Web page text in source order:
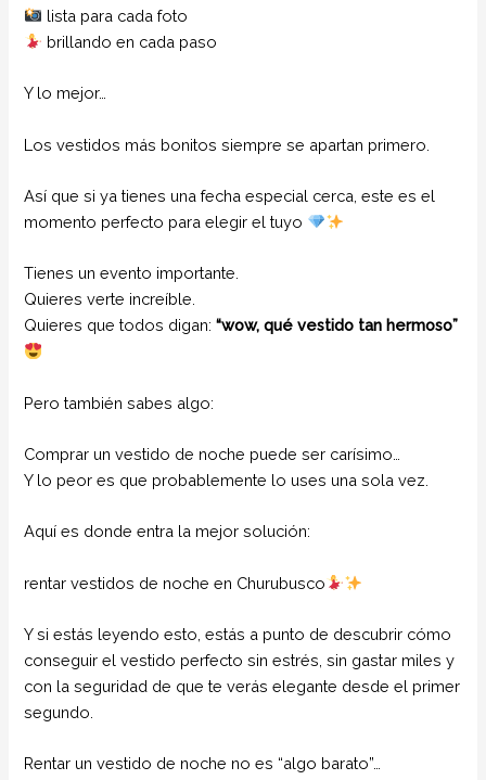
lista para cada foto
brillando en cada paso
Y lo mejor…
Los vestidos más bonitos siempre se apartan primero.
Así que si ya tienes una fecha especial cerca, este es el
momento perfecto para elegir el tuyo
Tienes un evento importante.
Quieres verte increíble.
Quieres que todos digan:“wow, qué vestido tan hermoso”
Pero también sabes algo:
Comprar un vestido de noche puede ser carísimo…
Y lo peor es que probablemente lo uses una sola vez.
Aquí es donde entra la mejor solución:
rentar vestidos de noche en Churubusco
Y si estás leyendo esto, estás a punto de descubrir cómo
conseguir el vestido perfecto sin estrés, sin gastar miles y
con la seguridad de que te verás elegante desde el primer
segundo.
Rentar un vestido de noche no es “algo barato”…